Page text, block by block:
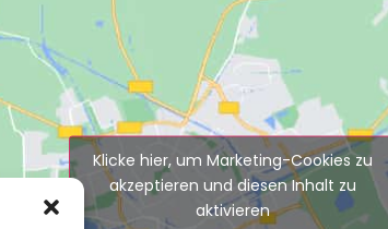
Klicke hier, um Marketing-Cookies zu
akzeptieren und diesen Inhalt zu
aktivieren